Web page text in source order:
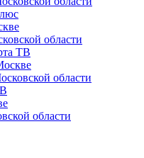
области
ТВ
области
области